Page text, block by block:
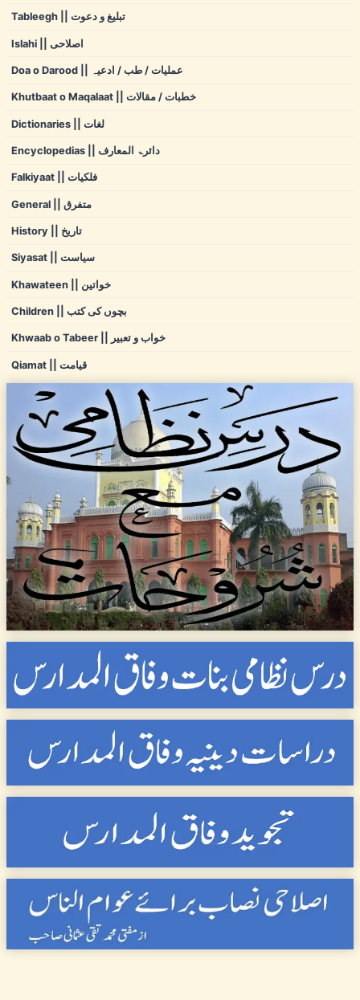
Tableegh || تبلیغ و دعوت
Islahi || اصلاحی
Doa o Darood || عملیات / طب / ادعیہ
Khutbaat o Maqalaat || خطبات / مقالات
Dictionaries || لغات
Encyclopedias || دائرۃ المعارف
Falkiyaat || فلکیات
General || متفرق
History || تاریخ
Siyasat || سیاست
Khawateen || خواتین
Children || بچوں کی کتب
Khwaab o Tabeer || خواب و تعبیر
Qiamat || قیامت